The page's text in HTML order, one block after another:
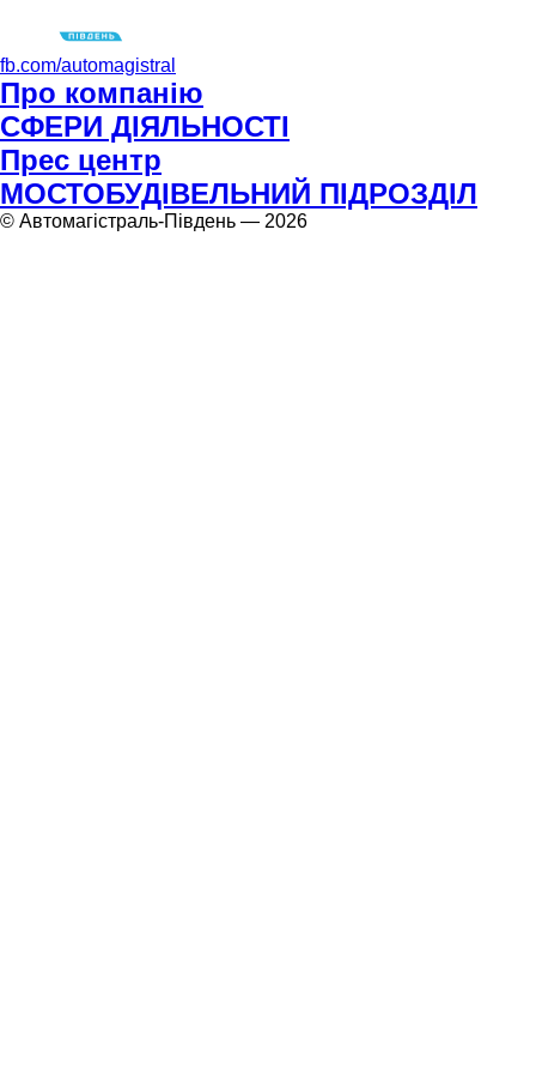
fb.com/automagistral
Про компанію
СФЕРИ ДІЯЛЬНОСТІ
Прес центр
МОСТОБУДІВЕЛЬНИЙ ПІДРОЗДІЛ
© Автомагістраль-Південь — 2026